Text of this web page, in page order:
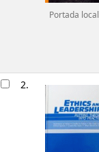
Portada local
2.